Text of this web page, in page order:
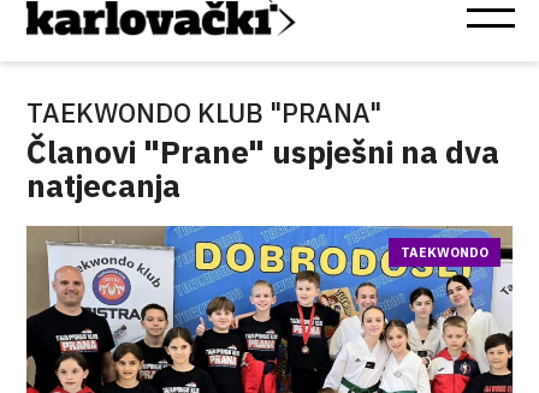
TAEKWONDO KLUB "PRANA"
Članovi "Prane" uspješni na dva
natjecanja
TAEKWONDO